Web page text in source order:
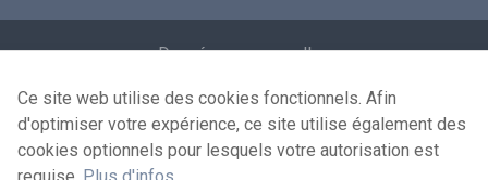
Données personnelles
Conditions de réutilisation
Contactez-nous
Ce site web utilise des cookies fonctionnels. Afin
d'optimiser votre expérience, ce site utilise également des
cookies optionnels pour lesquels votre autorisation est